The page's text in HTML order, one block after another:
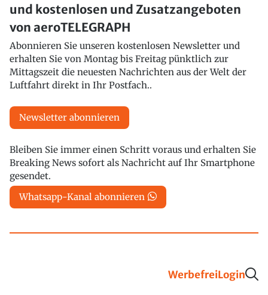
und kostenlosen und Zusatzangeboten
von aeroTELEGRAPH
Abonnieren Sie unseren kostenlosen Newsletter und
erhalten Sie von Montag bis Freitag pünktlich zur
Mittagszeit die neuesten Nachrichten aus der Welt der
Luftfahrt direkt in Ihr Postfach..
Newsletter abonnieren
Bleiben Sie immer einen Schritt voraus und erhalten Sie
Breaking News sofort als Nachricht auf Ihr Smartphone
gesendet.
Whatsapp-Kanal abonnieren
WerbefreiLogin